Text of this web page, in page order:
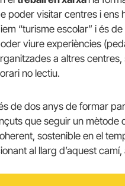
poder visitar centres i ens
“turisme escolar” i és
viure experiències
a altres
no lectiu.
de dos anys de formar
que seguir un mètode
sostenible en el
al llarg d’aquest